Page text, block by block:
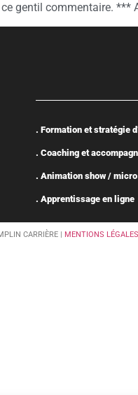
gentil commentaire.
. Formation et stratégie
. Coaching et
. Animation show /
. Apprentissage en ligne
CARRIÈRE | MENTIONS LÉGALES